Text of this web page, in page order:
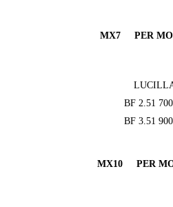
MX7 PER
BF 2.51
BF 3.51
MX10 PER